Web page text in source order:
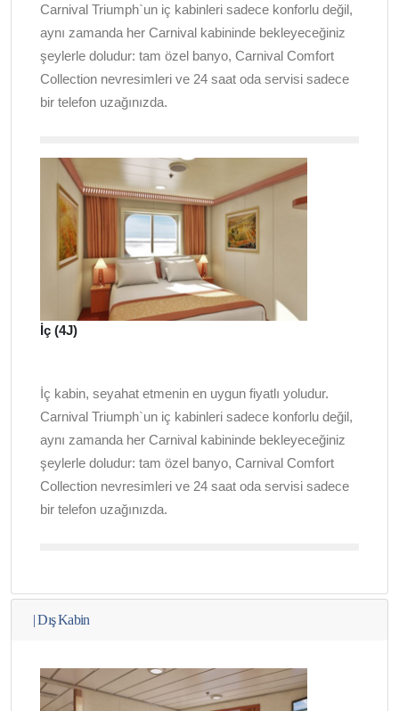
Carnival Triumph`un iç kabinleri sadece konforlu değil,
aynı zamanda her Carnival kabininde bekleyeceğiniz
şeylerle doludur: tam özel banyo, Carnival Comfort
Collection nevresimleri ve 24 saat oda servisi sadece
bir telefon uzağınızda.
İç (4J)
İç kabin, seyahat etmenin en uygun fiyatlı yoludur.
Carnival Triumph`un iç kabinleri sadece konforlu değil,
aynı zamanda her Carnival kabininde bekleyeceğiniz
şeylerle doludur: tam özel banyo, Carnival Comfort
Collection nevresimleri ve 24 saat oda servisi sadece
bir telefon uzağınızda.
|Dış Kabin